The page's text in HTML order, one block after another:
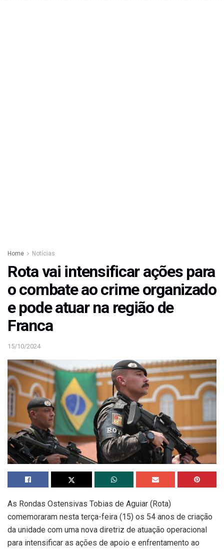
Home Notícias
Rota vai intensificar ações para
o combate ao crime organizado
e pode atuar na região de
Franca
15/10/2024
As Rondas Ostensivas Tobias de Aguiar (Rota)
comemoraram nesta terça-feira (15) os 54 anos de criação
da unidade com uma nova diretriz de atuação operacional
para intensificar as ações de apoio e enfrentamento ao